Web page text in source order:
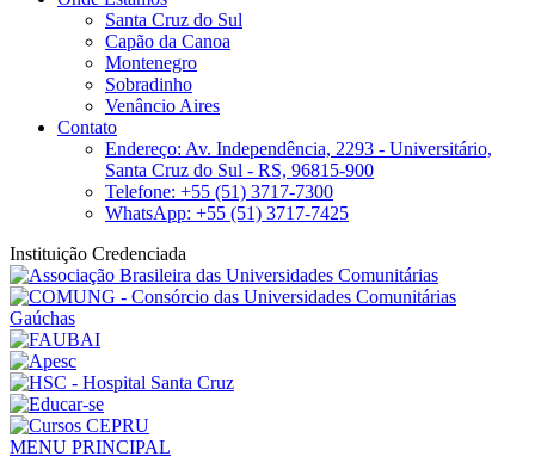
Santa Cruz do Sul
Capão da Canoa
Montenegro
Sobradinho
Venâncio Aires
Contato
Endereço: Av. Independência, 2293 - Universitário,
Santa Cruz do Sul - RS, 96815-900
Telefone: +55 (51) 3717-7300
WhatsApp: +55 (51) 3717-7425
Instituição Credenciada
MENU PRINCIPAL